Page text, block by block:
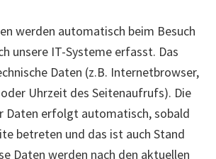
werden automatisch beim Besuch
unsere IT-Systeme erfasst. Das
Daten (z.B. Internetbrowser,
Uhrzeit des Seitenaufrufs). Die
Daten erfolgt automatisch, sobald
betreten und das ist auch Stand
Daten werden nach den aktuellen